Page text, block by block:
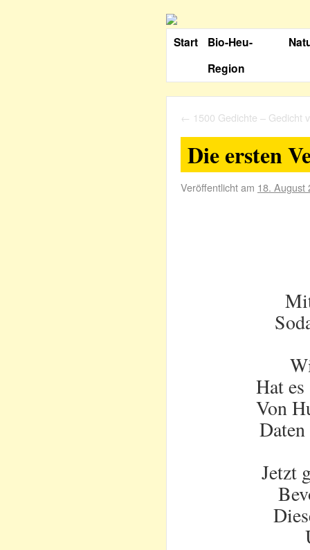
Start
Bio-Heu-
Region
← 1500 Gedichte – Gedicht
Die ersten
Veröffentlicht am 18. August
Hat
Von
Jetzt